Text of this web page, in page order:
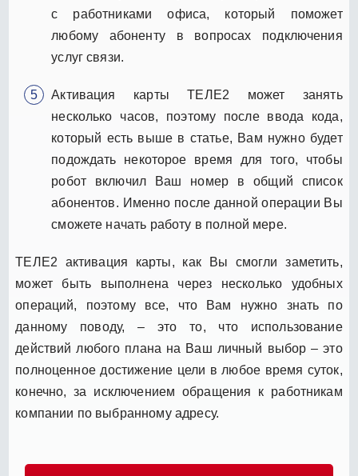
с работниками офиса, который поможет
любому абоненту в вопросах подключения
услуг связи.
Активация карты ТЕЛЕ2 может занять
несколько часов, поэтому после ввода кода,
который есть выше в статье, Вам нужно будет
подождать некоторое время для того, чтобы
робот включил Ваш номер в общий список
абонентов. Именно после данной операции Вы
сможете начать работу в полной мере.
ТЕЛЕ2 активация карты, как Вы смогли заметить,
может быть выполнена через несколько удобных
операций, поэтому все, что Вам нужно знать по
данному поводу, – это то, что использование
действий любого плана на Ваш личный выбор – это
полноценное достижение цели в любое время суток,
конечно, за исключением обращения к работникам
компании по выбранному адресу.